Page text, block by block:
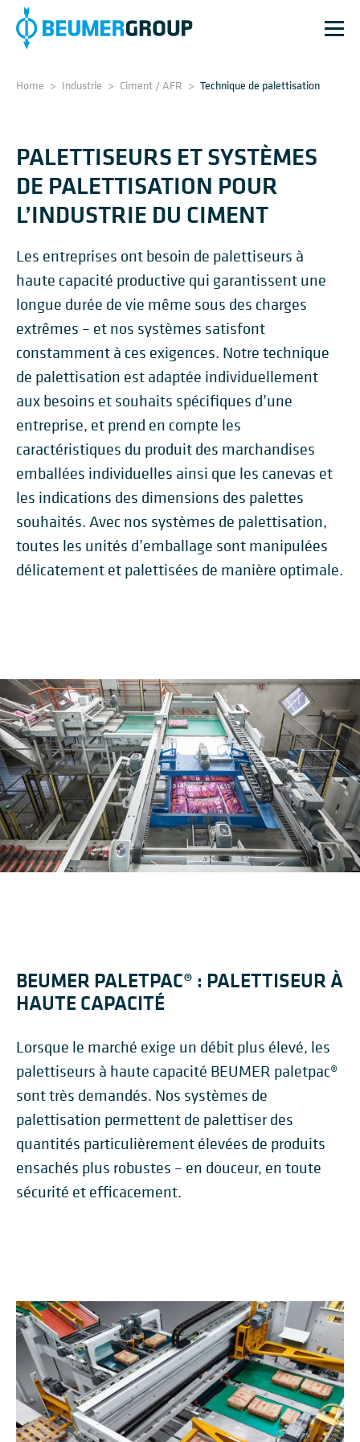
Home > Industrie > Ciment / AFR > Technique de palettisation
PALETTISEURS ET SYSTÈMES
DE PALETTISATION POUR
L’INDUSTRIE DU CIMENT
Les entreprises ont besoin de palettiseurs à
haute capacité productive qui garantissent une
longue durée de vie même sous des charges
extrêmes – et nos systèmes satisfont
constamment à ces exigences. Notre technique
de palettisation est adaptée individuellement
aux besoins et souhaits spécifiques d’une
entreprise, et prend en compte les
caractéristiques du produit des marchandises
emballées individuelles ainsi que les canevas et
les indications des dimensions des palettes
souhaités. Avec nos systèmes de palettisation,
toutes les unités d’emballage sont manipulées
délicatement et palettisées de manière optimale.
BEUMER PALETPAC® : PALETTISEUR À
HAUTE CAPACITÉ
Lorsque le marché exige un débit plus élevé, les
palettiseurs à haute capacité BEUMER paletpac®
sont très demandés. Nos systèmes de
palettisation permettent de palettiser des
quantités particulièrement élevées de produits
ensachés plus robustes – en douceur, en toute
sécurité et efficacement.